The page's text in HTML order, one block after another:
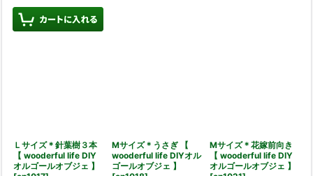
Ｌサイズ＊針葉樹３本
【 wooderful life DIY
オルゴールオブジェ 】
Mサイズ＊うさぎ 【
wooderful life DIYオル
ゴールオブジェ 】
Mサイズ＊花嫁前向き
【 wooderful life DIY
オルゴールオブジェ 】